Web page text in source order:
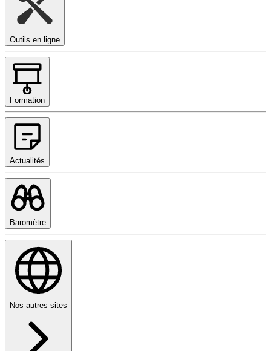
Outils en ligne
Formation
Actualités
Baromètre
Nos autres sites